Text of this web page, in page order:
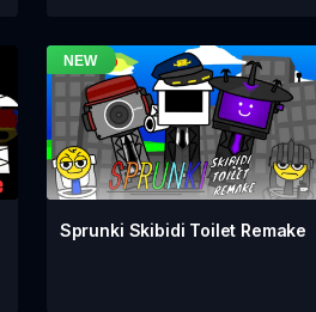
Sprunki Skibidi Toilet Remake